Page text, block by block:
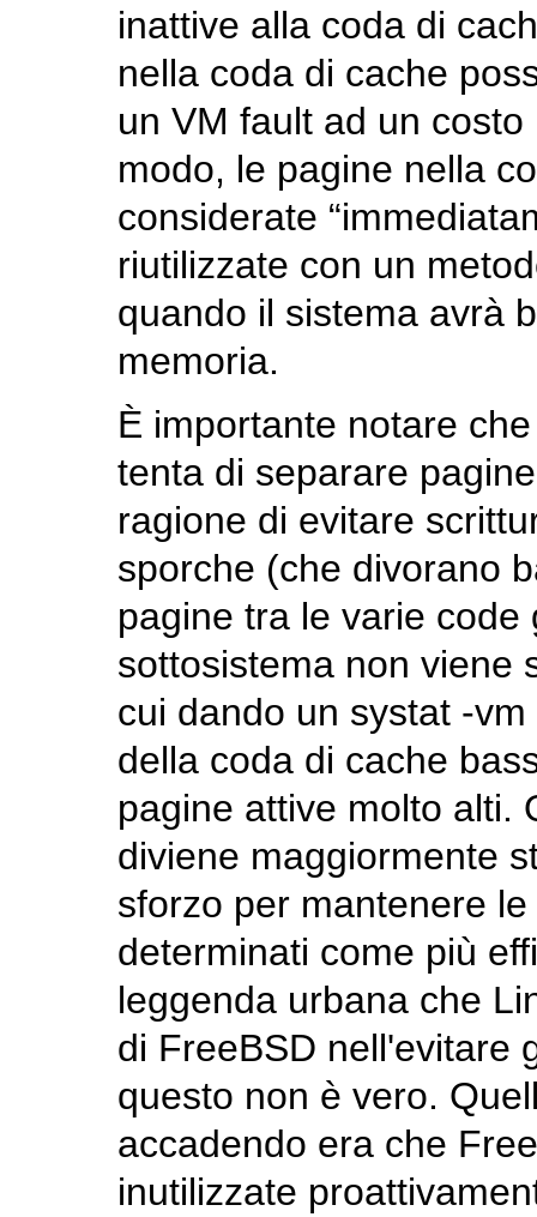
inattive alla coda di
nella coda di cache
un VM fault ad un
modo, le pagine nella
considerate
riutilizzate con un
quando il sistema avrà
memoria.
È importante notare
tenta di separare
ragione di evitare
sporche (che divorano
pagine tra le varie
sottosistema non viene
cui dando un systat -vm
della coda di cache
pagine attive molto alti.
diviene maggiormente
sforzo per mantenere
determinati come più
leggenda urbana che
di FreeBSD nell'evitare
questo non è vero.
accadendo era che
inutilizzate